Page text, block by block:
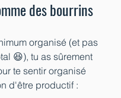
des bourrins
organisé (et pas
😆), tu as sûrement
te sentir organisé
d'être productif :